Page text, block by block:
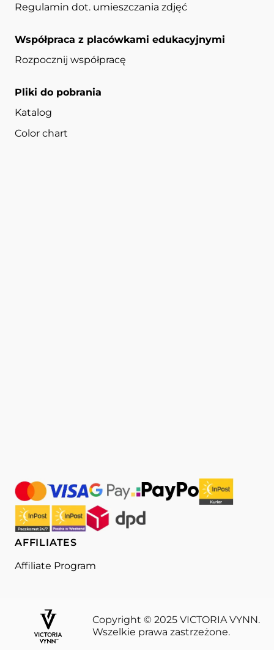
Regulamin dot. umieszczania zdjęć
Współpraca z placówkami edukacyjnymi
Rozpocznij współpracę
Pliki do pobrania
Katalog
Color chart
AFFILIATES
Affiliate Program
Copyright © 2025 VICTORIA VYNN.
Wszelkie prawa zastrzeżone.